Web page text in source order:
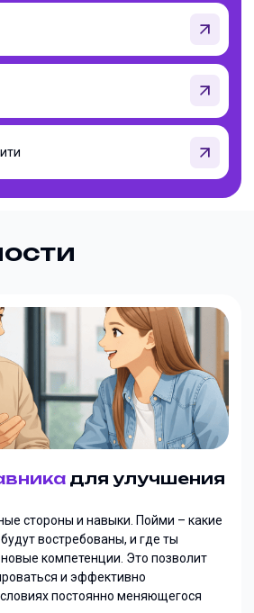
для улучшения
стороны и навыки. Пойми – какие
востребованы, и где ты
компетенции. Это позволит
и эффективно
постоянно меняющегося